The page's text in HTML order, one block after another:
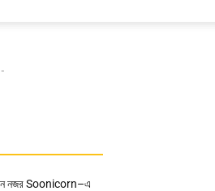
নজর Soonicorn–এ